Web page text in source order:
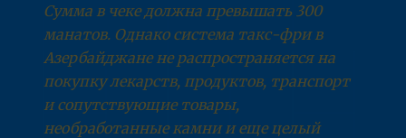
Сумма в чеке должна превышать 300
манатов. Однако система такс-фри в
Азербайджане не распространяется на
покупку лекарств, продуктов, транспорт
и сопутствующие товары,
необработанные камни и еще целый